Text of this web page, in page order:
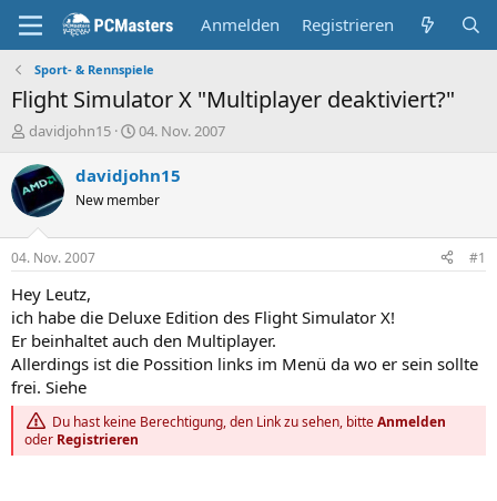
Anmelden Registrieren
Sport- & Rennspiele
Flight Simulator X "Multiplayer deaktiviert?"
E
s
t
e
e
r
davidjohn15
E
s
t
e
t
04. Nov. 2007
davidjohn15
New member
04. Nov. 2007 #1
Hey Leutz,
ich habe die Deluxe Edition des Flight Simulator X!
Er beinhaltet auch den Multiplayer.
Allerdings ist die Possition links im Menü da wo er sein sollte
frei. Siehe
Du hast keine Berechtigung, den Link zu sehen, bitteAnmelden
oder Registrieren